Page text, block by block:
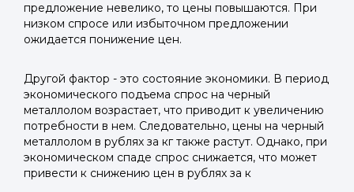
предложение невелико, то цены повышаются. При
низком спросе или избыточном предложении
ожидается понижение цен.
Другой фактор - это состояние экономики. В период
экономического подъема спрос на черный
металлолом возрастает, что приводит к увеличению
потребности в нем. Следовательно, цены на черный
металлолом в рублях за кг также растут. Однако, при
экономическом спаде спрос снижается, что может
привести к снижению цен в рублях за к